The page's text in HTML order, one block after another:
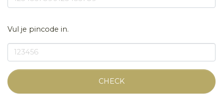
Vul je pincode in.
CHECK